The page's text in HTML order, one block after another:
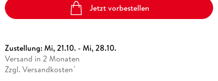
Jetzt vorbestellen
Zustellung:Mi, 21.10. - Mi, 28.10.
Versand in 2 Monaten
Zzgl. Versandkosten *